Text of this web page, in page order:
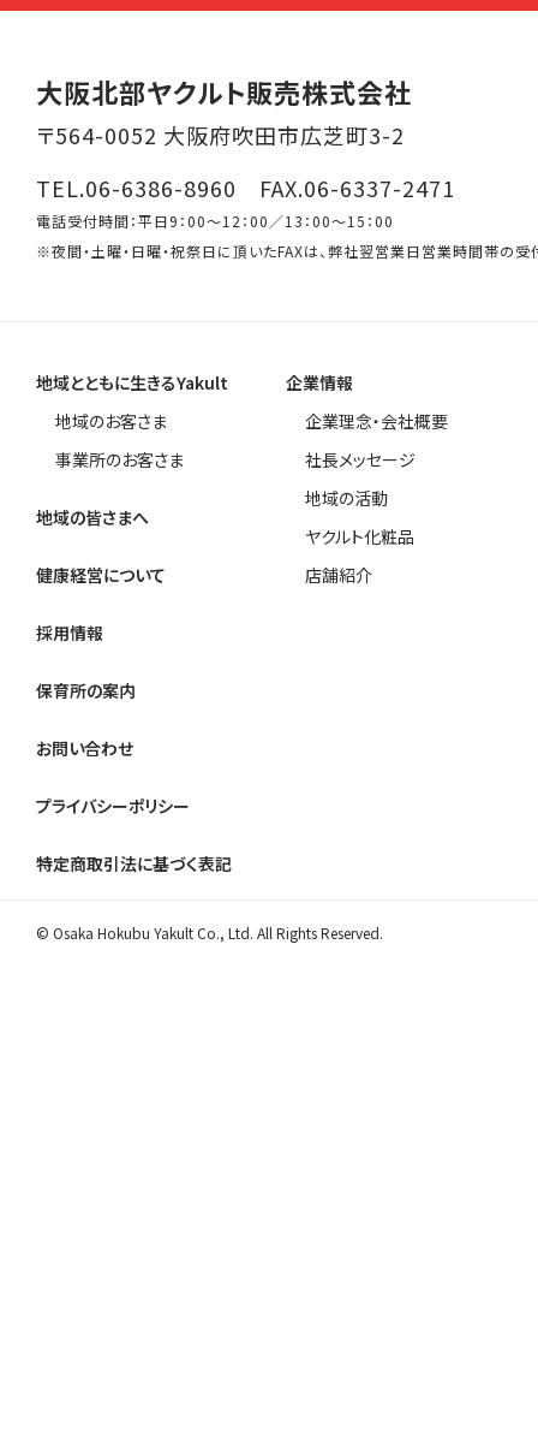
大阪北部ヤクルト販売株式会社
〒564-0052 大阪府吹田市広芝町3-2
TEL.06-6386-8960 FAX.06-6337-2471
電話受付時間：平日9：00～12：00／13：00～15：00
※夜間・土曜・日曜・祝祭日に頂いたFAXは、弊社翌営業日営業時間帯の受
地域とともに生きるYakult
地域のお客さま
事業所のお客さま
地域の皆さまへ
健康経営について
企業情報
企業理念・会社概要
社長メッセージ
地域の活動
ヤクルト化粧品
店舗紹介
採用情報
保育所の案内
お問い合わせ
プライバシーポリシー
特定商取引法に基づく表記
© Osaka Hokubu Yakult Co., Ltd. All Rights Reserved.